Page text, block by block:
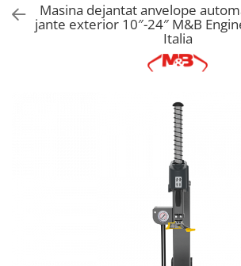
Adaptori
Cuple rapide pneumatice
Lame pentru clesti pneumatici
Masina dejantat anvelope
jante exterior 10″-24″ M&B
Italia